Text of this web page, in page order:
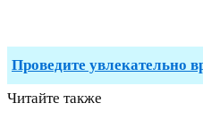
Проведите увлекательно
Читайте также